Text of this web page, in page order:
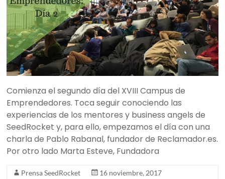
Comienza el segundo día del XVIII Campus de
Emprendedores. Toca seguir conociendo las
experiencias de los mentores y business angels de
SeedRocket y, para ello, empezamos el día con una
charla de Pablo Rabanal, fundador de Reclamador.es.
Por otro lado Marta Esteve, Fundadora
Prensa SeedRocket
16 noviembre, 2017